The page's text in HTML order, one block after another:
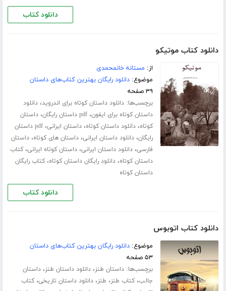
دانلود کتاب
دانلود کتاب موتیکو
از: مستانه خانمحمدی
موضوع:دانلود رایگان بهترین کتاب‌های داستان
۳۹ صفحه
برچسب‌ها:دانلود داستان کوتاه برای اندروید،دانلود
داستان کوتاه برای ایفون،pdf داستان رایگان ،داستان
کوتاه،دانلود داستان کوتاه،داستان ایرانی،
pdf داستان
رایگان،دانلود داستان ایرانی،داستان های کوتاه،داستان
فارسی،دانلود داستان ایرانی،داستان کوتاه ایرانی،کتاب
داستان کوتاه،دانلود رایگان داستان کوتاه،کتاب رایگان
داستان کوتاه
دانلود کتاب
دانلود کتاب اتوبوس
موضوع:دانلود رایگان بهترین کتاب‌های داستان
۵۳ صفحه
برچسب‌ها:داستان طنز،دانلود داستان طنز،داستان
جالب،کتاب طنز، طنز،دانلود داستان تاریخی،کتاب